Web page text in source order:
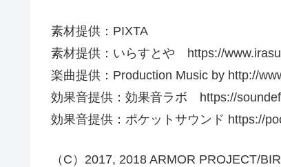
素材提供：PIXTA
素材提供：いらすとや https://
楽曲提供：Production Music by http://
効果音提供：効果音ラボ https://
効果音提供：ポケットサウンド https://
（C）2017, 2018 ARMOR PROJECT/